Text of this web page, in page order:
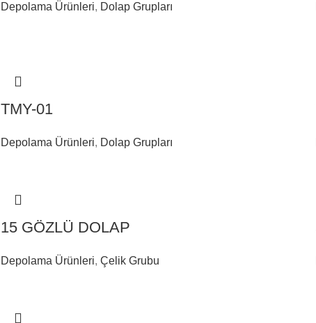
Depolama Ürünleri, Dolap Grupları
TMY-01
Depolama Ürünleri, Dolap Grupları
15 GÖZLÜ DOLAP
Depolama Ürünleri, Çelik Grubu